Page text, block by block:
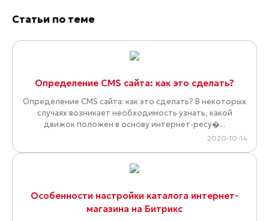
Статьи по теме
Определение CMS сайта: как это сделать?
Определение CMS сайта: как это сделать? В некоторых
случаях возникает необходимость узнать, какой
движок положен в основу интернет-ресу�...
2020-10-14
Особенности настройки каталога интернет-
магазина на Битрикс